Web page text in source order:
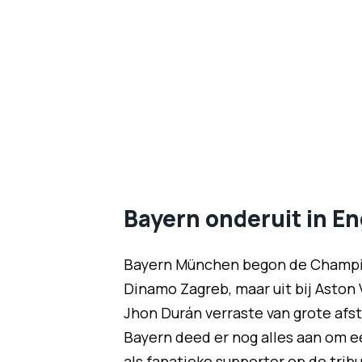
Bayern onderuit in
Bayern München begon de
Dinamo Zagreb, maar uit bij
Jhon Durán verraste van grote
Bayern deed er nog alles aan om